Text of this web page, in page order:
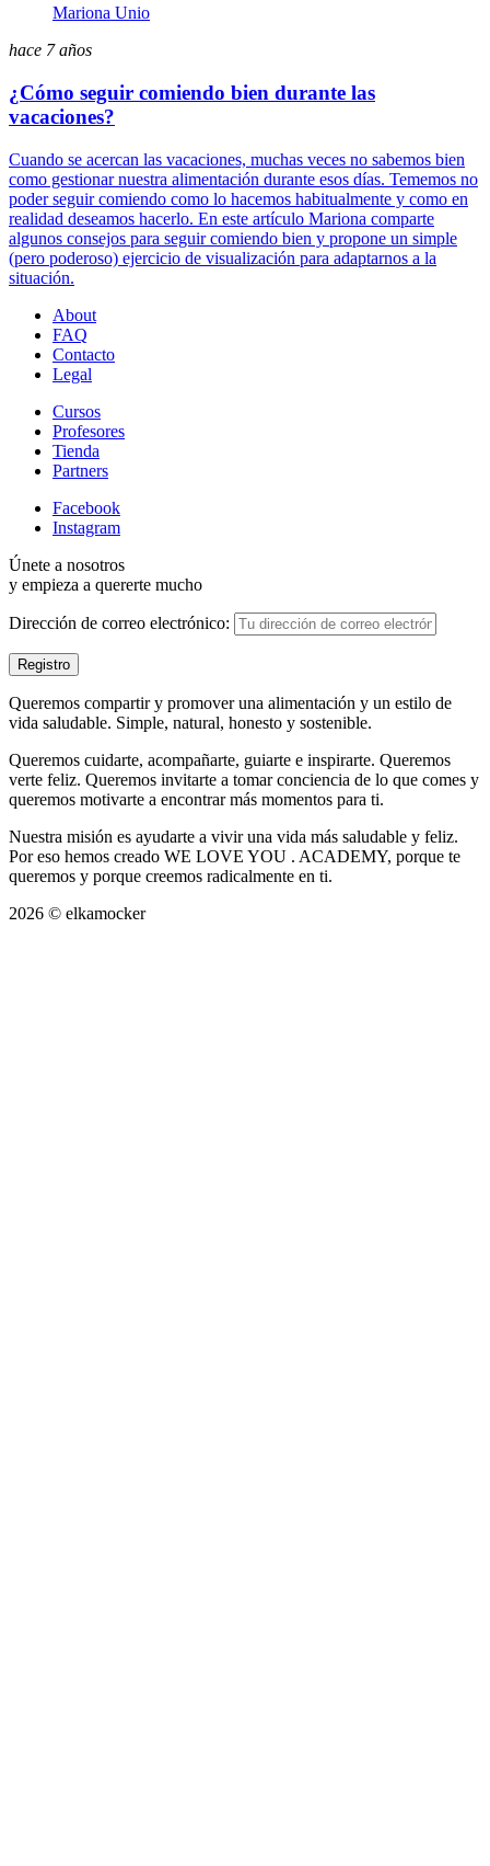
Mariona Unio
hace 7 años
¿Cómo seguir comiendo bien durante las
vacaciones?
Cuando se acercan las vacaciones, muchas veces no sabemos bien
como gestionar nuestra alimentación durante esos días. Tememos no
poder seguir comiendo como lo hacemos habitualmente y como en
realidad deseamos hacerlo. En este artículo Mariona comparte
algunos consejos para seguir comiendo bien y propone un simple
(pero poderoso) ejercicio de visualización para adaptarnos a la
situación.
About
FAQ
Contacto
Legal
Cursos
Profesores
Tienda
Partners
Facebook
Instagram
Únete a nosotros
y empieza a quererte mucho
Dirección de correo electrónico:
Queremos compartir y promover una alimentación y un estilo de
vida saludable. Simple, natural, honesto y sostenible.
Queremos cuidarte, acompañarte, guiarte e inspirarte. Queremos
verte feliz. Queremos invitarte a tomar conciencia de lo que comes y
queremos motivarte a encontrar más momentos para ti.
Nuestra misión es ayudarte a vivir una vida más saludable y feliz.
Por eso hemos creado WE LOVE YOU . ACADEMY, porque te
queremos y porque creemos radicalmente en ti.
2026 © elkamocker